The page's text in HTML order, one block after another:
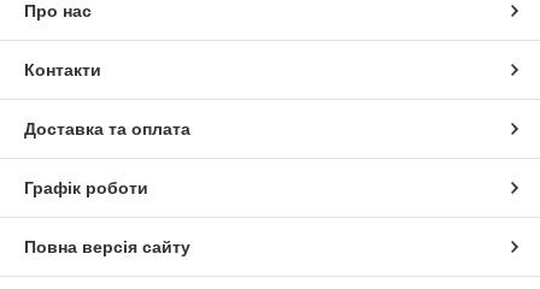
Про нас
Контакти
Доставка та оплата
Графік роботи
Повна версія сайту